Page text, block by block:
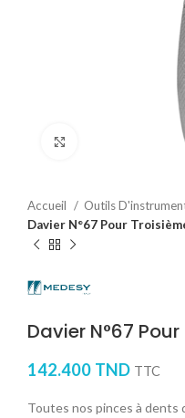
Cliquez pour
Accueil
Outils
Davier N°67 Pour
Davier N°67
142.400 TND TTC
Toutes nos pinces à dents